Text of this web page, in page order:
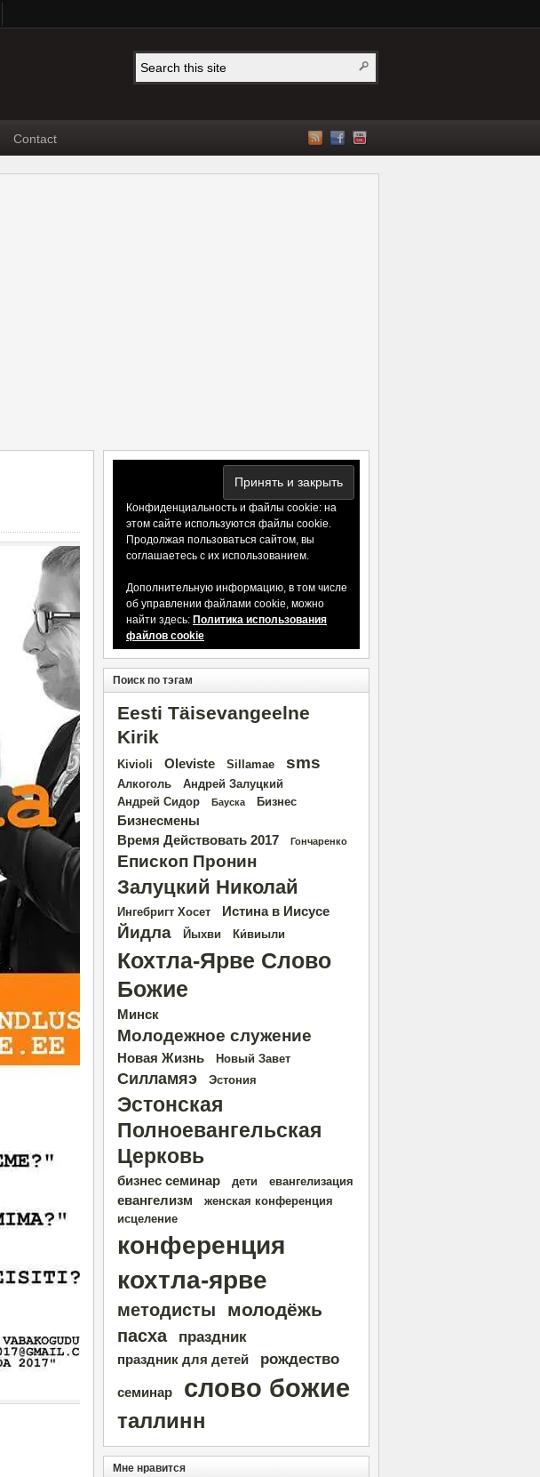
Contact
Конфиденциальность и файлы cookie: на
этом сайте используются файлы cookie.
Продолжая пользоваться сайтом, вы
соглашаетесь с их использованием.
Дополнительную информацию, в том числе
об управлении файлами cookie, можно
найти здесь: Политика использования
файлов cookie
Поиск по тэгам
Eesti Täisevangeelne
Kirik
Kivioli Oleviste Sillamae sms
Алкоголь
Андрей Залуцкий
Андрей Сидор
Бауска Бизнес
Бизнесмены
Время Действовать 2017
Гончаренко
Епископ Пронин
Залуцкий Николай
Ингебригт Хосет Истина в Иисусе
Йидла Йыхви Ки́виыли
Кохтла-Ярве Слово
Божие
Минск
Молодежное служение
Новая Жизнь Новый Завет
Силламяэ Эстония
Эстонская
Полноевангельская
Церковь
бизнес семинар дети евангелизация
евангелизм
женская конференция
исцеление
конференция
кохтла-ярве
методисты молодёжь
пасха праздник
праздник для детей рождество
семинар слово божие
таллинн
Мне нравится